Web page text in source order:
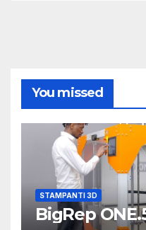
You missed
STAMPANTI 3D
BigRep